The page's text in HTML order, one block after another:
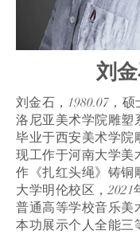
刘
刘金石，1980.07，
洛尼亚美术学院雕塑
毕业于西安美术学院
现工作于河南大学美
作《扎红头绳》铸铜
大学明伦校区，2021
普通高等学校音乐美
本功展示个人全能三